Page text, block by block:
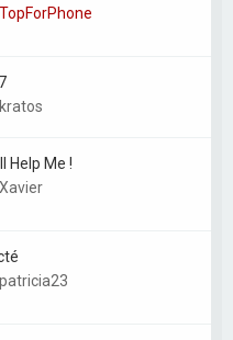
TopForPhone
kratos
Help Me !
Xavier
patricia23